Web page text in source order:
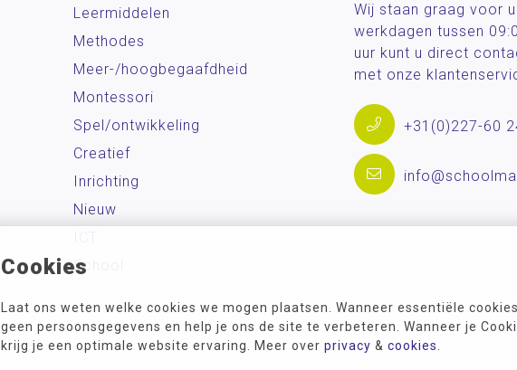
Cookies
Laat ons weten welke cookies we mogen plaatsen. Wanneer essentiële
geen persoonsgegevens en help je ons de site te verbeteren. Wanneer je
krijg je een optimale website ervaring. Meer over privacy & cookies
Leermiddelen
Methodes
Meer-/hoog­begaafdheid
Montessori
Spel/ontwikkeling
Creatief
Inrichting
Nieuw
School
Wij staan graag voor
werkdagen tussen
uur kunt u direct
met onze
+31(0)227-60